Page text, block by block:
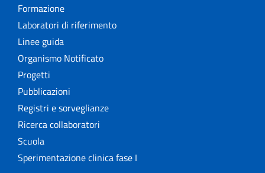
Formazione
Laboratori di riferimento
Linee guida
Organismo Notificato
Progetti
Pubblicazioni
Registri e sorveglianze
Ricerca collaboratori
Scuola
Sperimentazione clinica fase I